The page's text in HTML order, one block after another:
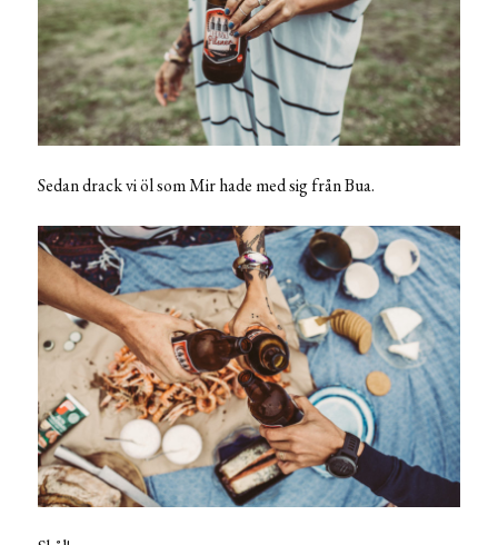
Sedan drack vi öl som Mir hade med sig från Bua.